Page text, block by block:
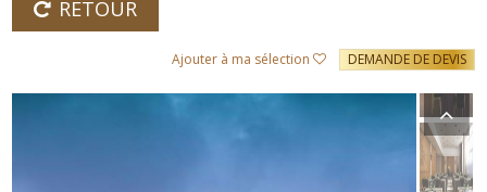
RETOUR
Ajouter à ma sélection DEMANDE DE DEVIS
Devis